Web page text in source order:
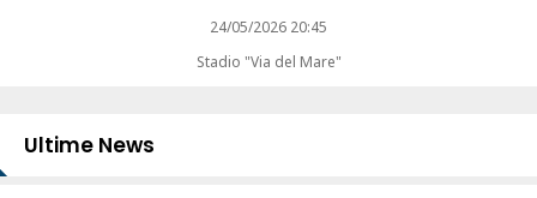
24/05/2026 20:45
Stadio "Via del Mare"
Ultime News